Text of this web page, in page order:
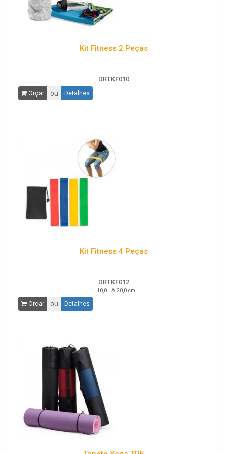
Kit Fitness 2 Peças
DRTKF010
Orçar ou Detalhes
Kit Fitness 4 Peças
DRTKF012
L 10,0 | A 20,0 cm
Orçar ou Detalhes